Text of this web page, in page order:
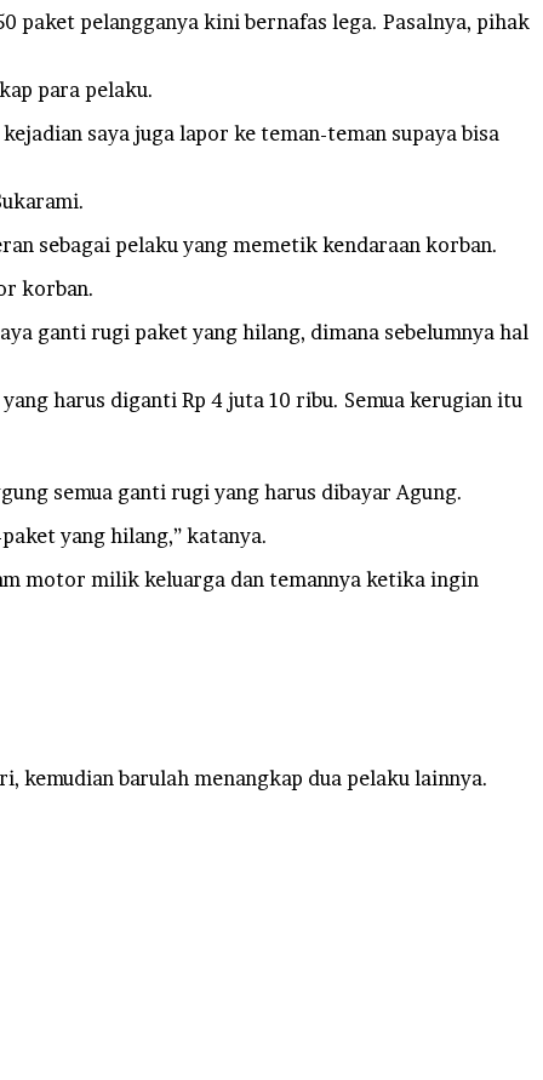
paket pelangganya kini bernafas lega. Pasalnya, pihak
para pelaku.
saya juga lapor ke teman-teman supaya bisa
sebagai pelaku yang memetik kendaraan korban.
korban.
ganti rugi paket yang hilang, dimana sebelumnya hal
harus diganti Rp 4 juta 10 ribu. Semua kerugian itu
semua ganti rugi yang harus dibayar Agung.
yang hilang,” katanya.
motor milik keluarga dan temannya ketika ingin
kemudian barulah menangkap dua pelaku lainnya.